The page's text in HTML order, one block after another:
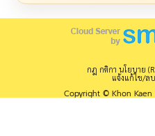
กฎ กติกา นโยบาย
แจ้งแก้ไข/ล
Copyright © Khon Kaen